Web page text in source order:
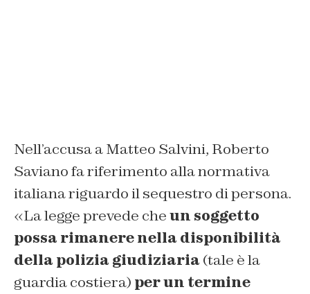
Nell’accusa a Matteo Salvini, Roberto
Saviano fa riferimento alla normativa
italiana riguardo il sequestro di persona.
«La legge prevede cheun soggetto
possa rimanere nella disponibilità
della polizia giudiziaria (tale è la
guardia costiera) per un termine